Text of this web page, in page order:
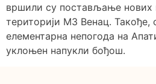
вршили су постављање нових
територији МЗ Венац. Такође,
елементарна непогода на
уклоњен напукли бођош.